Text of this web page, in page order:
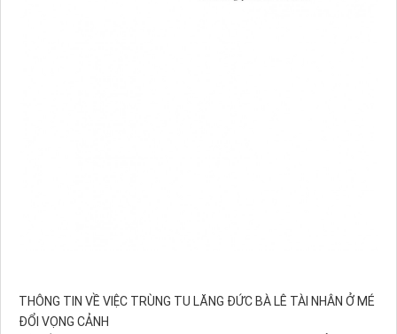
THÔNG TIN VỀ VIỆC TRÙNG TU LĂNG ĐỨC BÀ LÊ TÀI NHÂN Ở MÉ
ĐỔI VỌNG CẢNH